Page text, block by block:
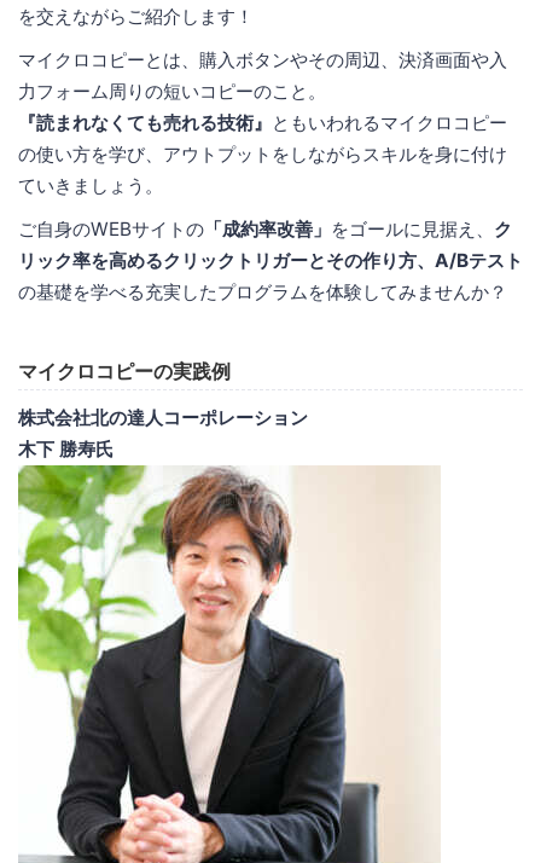
を交えながらご紹介します！
マイクロコピーとは、購入ボタンやその周辺、決済画面や入
力フォーム周りの短いコピーのこと。
『読まれなくても売れる技術』 ともいわれるマイクロコピー
の使い方を学び、アウトプットをしながらスキルを身に付け
ていきましょう。
ご自身のWEBサイトの 「成約率改善」 をゴールに見据え、 ク
リック率を高めるクリックトリガーとその作り方、A/Bテスト
の基礎を学べる充実したプログラムを体験してみませんか？
マイクロコピーの実践例
株式会社北の達人コーポレーション
木下 勝寿氏